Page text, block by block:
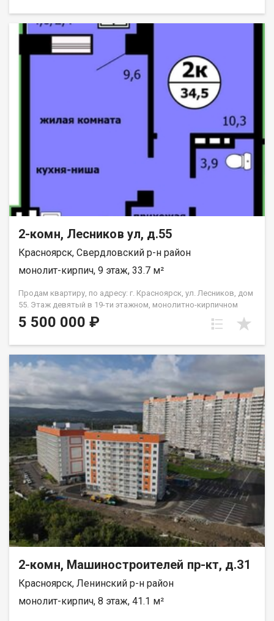
2-комн, Лесников ул, д.55
Красноярск, Свердловский р-н район
монолит-кирпич, 9 этаж, 33.7 м²
Продам квартиру, по адресу: г. Красноярск, ул. Лесников, дом
55. Этаж девятый в 19-ти этажном, монолитно-кирпичном
доме. Общая площадь- 33.7 кв.м., кухня-гостиная-14,6 кв.м.,
спальня--10,3 кв.м. Предчистовая отделка от застройщика.
доступность до других районов города. Близость знаковых
мест отдыха, досуга и развлечений - заповедник «Столбы»,
Фанпарк «Бобровый лог» и парк флоры и фауны «Роев ручей».
Благоустроенная набережная протяженностью 1450 метров
вдоль реки Енисей и 500 метров вдоль реки Базаиха с
организованными спусками к воде и остановкой речного
пассажирского транспорта возле ледовой арены. Сеть
пешеходных и велосипедно-роликовых дорожек по всему
району. Бесшумные современные лифты. Наземные
автостоянки на 175 и 297 машино-мест.
5 500 000 ₽
2-комн, Машиностроителей пр-кт, д.31
Красноярск, Ленинский р-н район
монолит-кирпич, 8 этаж, 41.1 м²